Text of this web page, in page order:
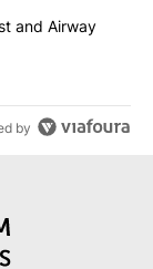
on I-10 East and
and Airway
by